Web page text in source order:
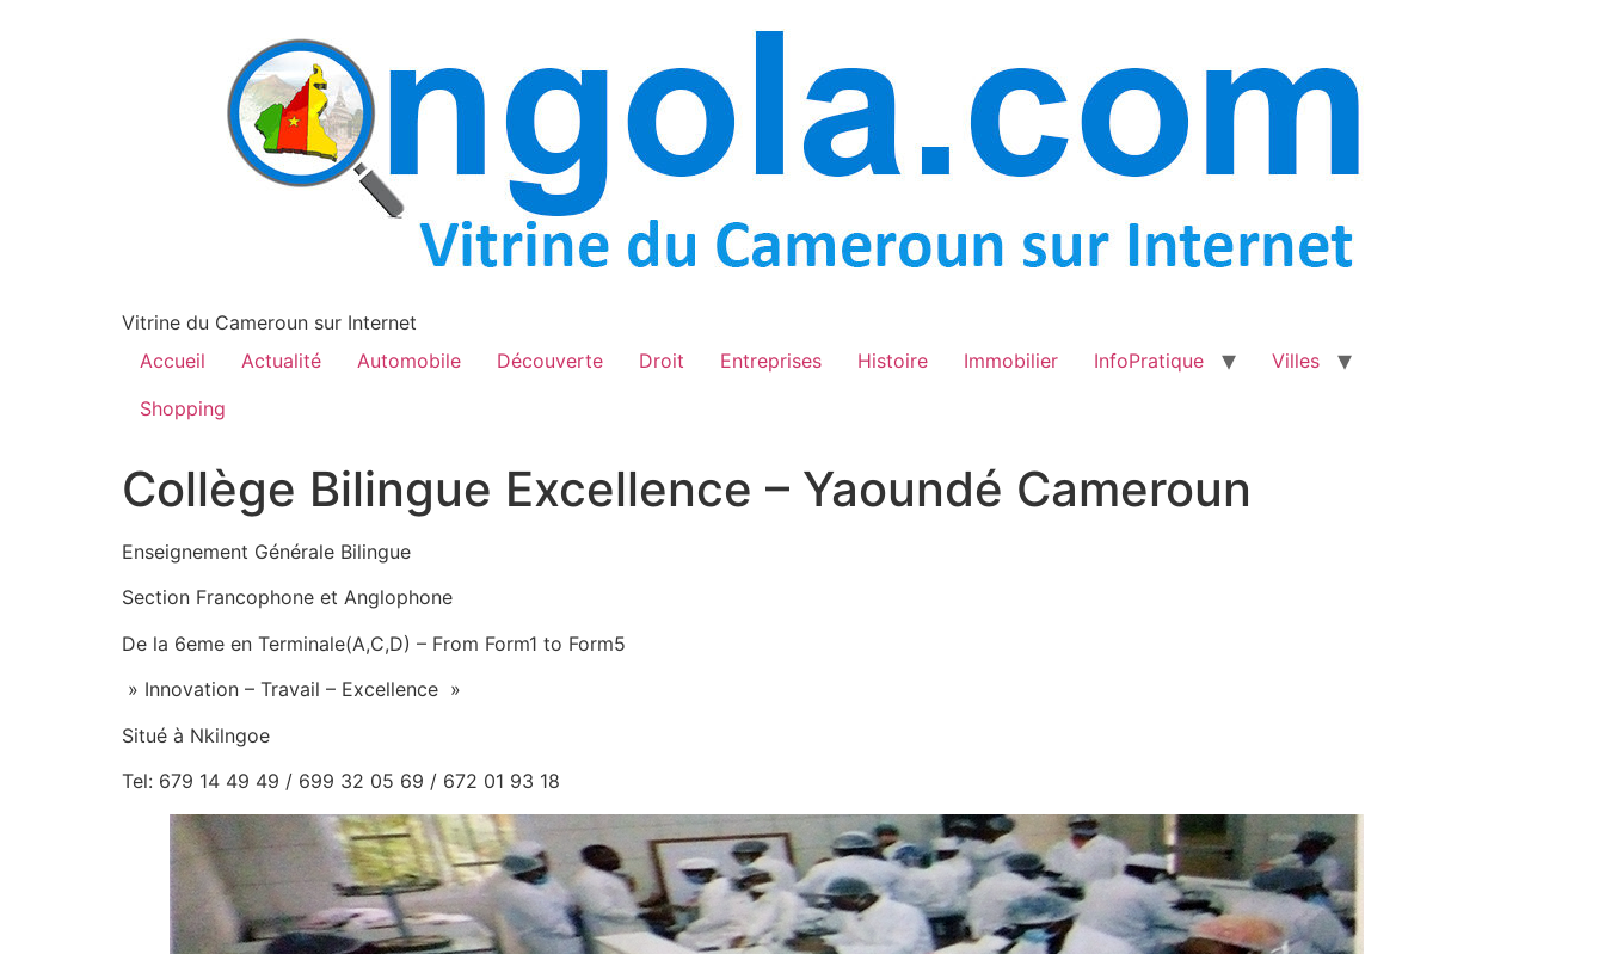
Vitrine du Cameroun sur Internet
Accueil
Actualité Automobile Découverte Droit Entreprises Histoire Immobilier InfoPratique
Villes
Shopping
Collège Bilingue Excellence – Yaoundé Cameroun
Enseignement Générale Bilingue
Section Francophone et Anglophone
De la 6eme en Terminale(A,C,D) – From Form1 to Form5
» Innovation – Travail – Excellence »
Situé à Nkilngoe
Tel: 679 14 49 49 / 699 32 05 69 / 672 01 93 18